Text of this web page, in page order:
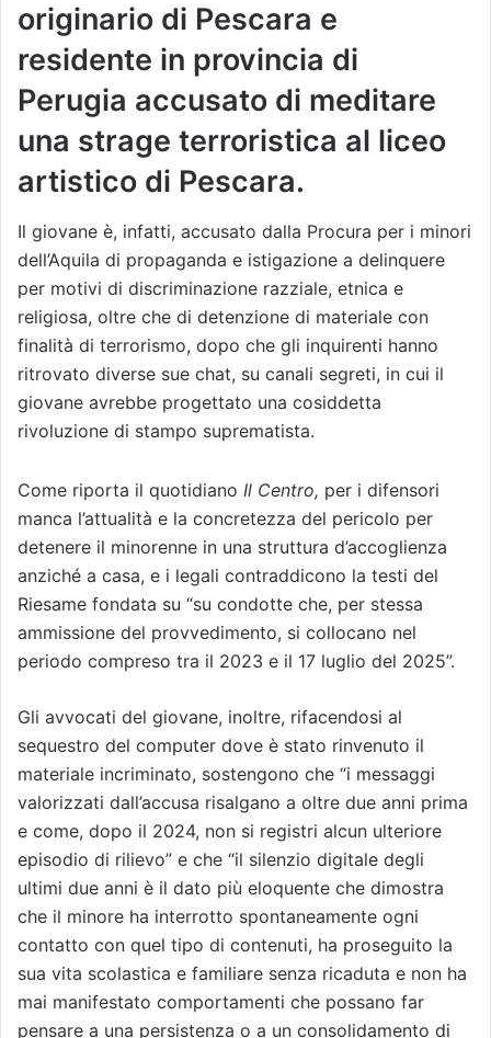
originario di Pescara e
residente in provincia di
Perugia accusato di meditare
una strage terroristica al liceo
artistico di Pescara.
Il giovane è, infatti, accusato dalla Procura per i minori
dell’Aquila di propaganda e istigazione a delinquere
per motivi di discriminazione razziale, etnica e
religiosa, oltre che di detenzione di materiale con
finalità di terrorismo, dopo che gli inquirenti hanno
ritrovato diverse sue chat, su canali segreti, in cui il
giovane avrebbe progettato una cosiddetta
rivoluzione di stampo suprematista.
Come riporta il quotidiano Il Centro, per i difensori
manca l’attualità e la concretezza del pericolo per
detenere il minorenne in una struttura d’accoglienza
anziché a casa, e i legali contraddicono la testi del
Riesame fondata su “su condotte che, per stessa
ammissione del provvedimento, si collocano nel
periodo compreso tra il 2023 e il 17 luglio del 2025”.
Gli avvocati del giovane, inoltre, rifacendosi al
sequestro del computer dove è stato rinvenuto il
materiale incriminato, sostengono che “i messaggi
valorizzati dall’accusa risalgano a oltre due anni prima
e come, dopo il 2024, non si registri alcun ulteriore
episodio di rilievo” e che “il silenzio digitale degli
ultimi due anni è il dato più eloquente che dimostra
che il minore ha interrotto spontaneamente ogni
contatto con quel tipo di contenuti, ha proseguito la
sua vita scolastica e familiare senza ricaduta e non ha
mai manifestato comportamenti che possano far
pensare a una persistenza o a un consolidamento di